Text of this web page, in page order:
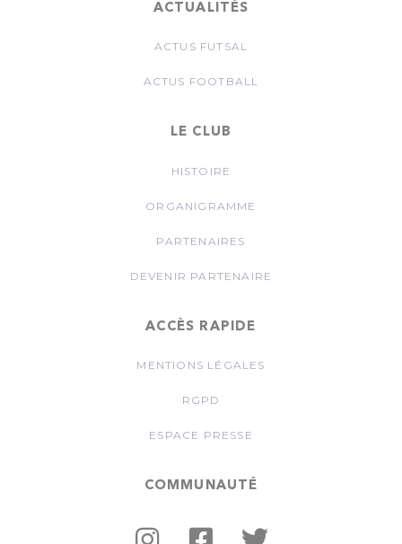
ACTUALITÉS
ACTUS FUTSAL
ACTUS FOOTBALL
LE CLUB
HISTOIRE
ORGANIGRAMME
PARTENAIRES
DEVENIR PARTENAIRE
ACCÈS RAPIDE
MENTIONS LÉGALES
RGPD
ESPACE PRESSE
COMMUNAUTÉ